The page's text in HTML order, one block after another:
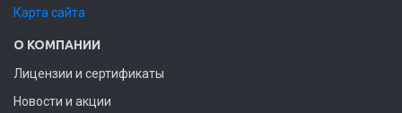
Карта сайта
О КОМПАНИИ
Лицензии и сертификаты
Новости и акции